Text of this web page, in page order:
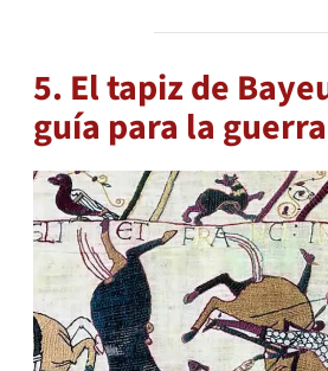
5. El tapiz de
guía para la